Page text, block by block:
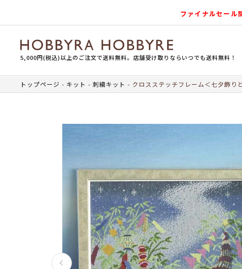
ファイナルセー
5,000円(税込)以上のご注文で送料無料。店舗受け取りならいつでも送料無料！
トップページ キット 刺繍キット クロスステッチフレーム＜七夕飾り